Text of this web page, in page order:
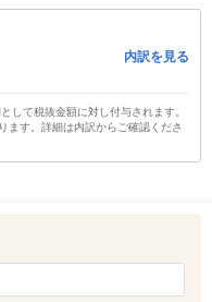
内訳を見る
して税抜金額に対し付与されます。
ます。詳細は内訳からご確認くださ